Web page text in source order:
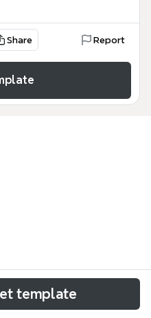
Share Report
思维导图模板，覆盖上海
至Line17及2号线等），
出每条线路的站点名称如
template